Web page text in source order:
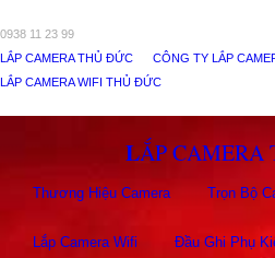
0938 11 23 99
LẮP CAMERA THỦ ĐỨC
CÔNG TY LẮP
LẮP CAMERA WIFI THỦ ĐỨC
LẮP
Thương Hiệu Camera Trọn Bộ
Lắp Camera Wifi Đầu Ghi Phụ